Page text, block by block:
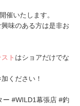
催いたします。
味のある方は是非お
ト はショアだけでな
ください！
#WILD1幕張店 #釣